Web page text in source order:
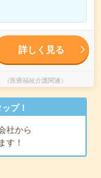
詳しく見る
医療福祉介護関連）
プ！
社から
す！